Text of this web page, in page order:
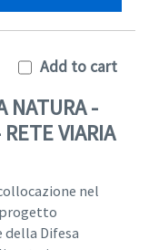
Add to cart
NATURA -
VIARIA
nel
Difesa